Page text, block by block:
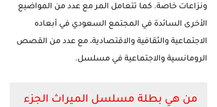
ونزاعات خاصة. كما تتعامل المر مع عدد من المواضيع
الأخرى السائدة في المجتمع السعودي في أبعاده
الاجتماعية والثقافية والاقتصادية، مع عدد من القصص
الرومانسية والاجتماعية في مسلسل.
من هي بطلة مسلسل الميراث الجزء